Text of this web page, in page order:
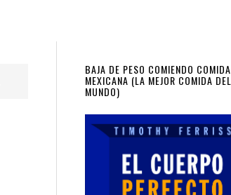
Primary
Sidebar
BAJA DE PESO COMIENDO COMIDA
MEXICANA (LA MEJOR COMIDA DEL
MUNDO)